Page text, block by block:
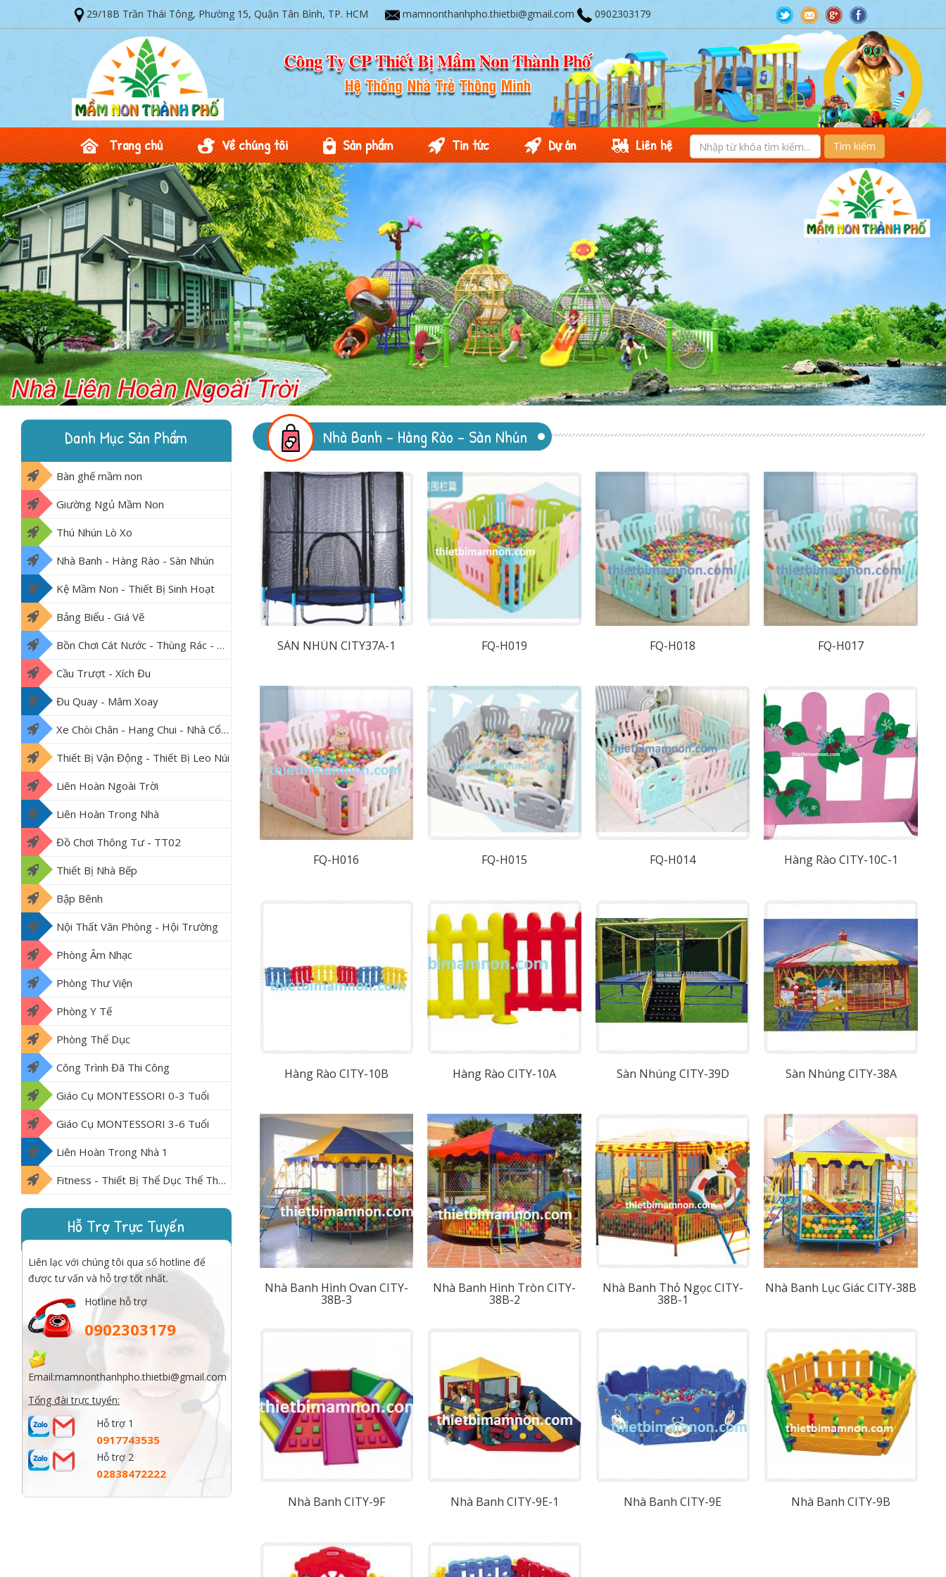
29/18B Trần Thái Tông, Phường 15, Quận Tân Bình, TP. HCM mamnonthanhpho.thietbi@gmail.com 0902303179
Trang chủ Về chúng tôi Sản phẩm Tin tức Dự án Liên hệ Tìm kiếm
Danh Mục Sản Phẩm
Bàn ghế mầm non
Giường Ngủ Mầm Non
Thú Nhún Lò Xo
Nhà Banh - Hàng Rào - Sàn Nhún
Kệ Mầm Non - Thiết Bị Sinh Hoạt
Bảng Biểu - Giá Vẽ
Bồn Chơi Cát Nước - Thùng Rác - Thảm Lót Nền
Cầu Trượt - Xích Đu
Đu Quay - Mâm Xoay
Xe Chòi Chân - Hang Chui - Nhà Cổ Tích
Thiết Bị Vận Động - Thiết Bị Leo Núi
Liên Hoàn Ngoài Trời
Liên Hoàn Trong Nhà
Đồ Chơi Thông Tư - TT02
Thiết Bị Nhà Bếp
Bập Bênh
Nội Thất Văn Phòng - Hội Trường
Phòng Âm Nhạc
Phòng Thư Viện
Phòng Y Tế
Phòng Thể Dục
Công Trình Đã Thi Công
Giáo Cụ MONTESSORI 0-3 Tuổi
Giáo Cụ MONTESSORI 3-6 Tuổi
Liên Hoàn Trong Nhà 1
Fitness - Thiết Bị Thể Dục Thể Thao Ngoài Trời
Hỗ Trợ Trực Tuyến
Liên lạc với chúng tôi qua số hotline để
được tư vấn và hỗ trợ tốt nhất.
Hotline hỗ trợ
0902303179
Email:mamnonthanhpho.thietbi@gmail.com
Tổng đài trực tuyến:
Hỗ trợ 1
0917743535
Hỗ trợ 2
02838472222
Nhà Banh - Hàng Rào - Sàn Nhún
SÀN NHÚN CITY37A-1 FQ-H019 FQ-H018 FQ-H017
FQ-H016 FQ-H015 FQ-H014 Hàng Rào CITY-10C-1
Hàng Rào CITY-10B Hàng Rào CITY-10A Sàn Nhúng CITY-39D Sàn Nhúng CITY-38A
Nhà Banh Hình Ovan CITY-
38B-3
Nhà Banh Hình Tròn CITY-
38B-2
Nhà Banh Thỏ Ngọc CITY-
38B-1
Nhà Banh Lục Giác CITY-38B
Nhà Banh CITY-9F Nhà Banh CITY-9E-1 Nhà Banh CITY-9E Nhà Banh CITY-9B